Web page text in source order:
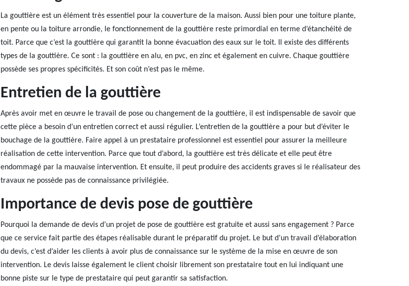
La gouttière est un élément très essentiel pour la couverture de la maison. Aussi bien pour une toiture plante,
en pente ou la toiture arrondie, le fonctionnement de la gouttière reste primordial en terme d’étanchéité de
toit. Parce que c’est la gouttière qui garantit la bonne évacuation des eaux sur le toit. Il existe des différents
types de la gouttière. Ce sont : la gouttière en alu, en pvc, en zinc et également en cuivre. Chaque gouttière
possède ses propres spécificités. Et son coût n’est pas le même.
Entretien de la gouttière
Après avoir met en œuvre le travail de pose ou changement de la gouttière, il est indispensable de savoir que
cette pièce a besoin d’un entretien correct et aussi régulier. L’entretien de la gouttière a pour but d’éviter le
bouchage de la gouttière. Faire appel à un prestataire professionnel est essentiel pour assurer la meilleure
réalisation de cette intervention. Parce que tout d’abord, la gouttière est très délicate et elle peut être
endommagé par la mauvaise intervention. Et ensuite, il peut produire des accidents graves si le réalisateur des
travaux ne possède pas de connaissance privilégiée.
Importance de devis pose de gouttière
Pourquoi la demande de devis d’un projet de pose de gouttière est gratuite et aussi sans engagement ? Parce
que ce service fait partie des étapes réalisable durant le préparatif du projet. Le but d’un travail d’élaboration
du devis, c’est d’aider les clients à avoir plus de connaissance sur le système de la mise en œuvre de son
intervention. Le devis laisse également le client choisir librement son prestataire tout en lui indiquant une
bonne piste sur le type de prestataire qui peut garantir sa satisfaction.